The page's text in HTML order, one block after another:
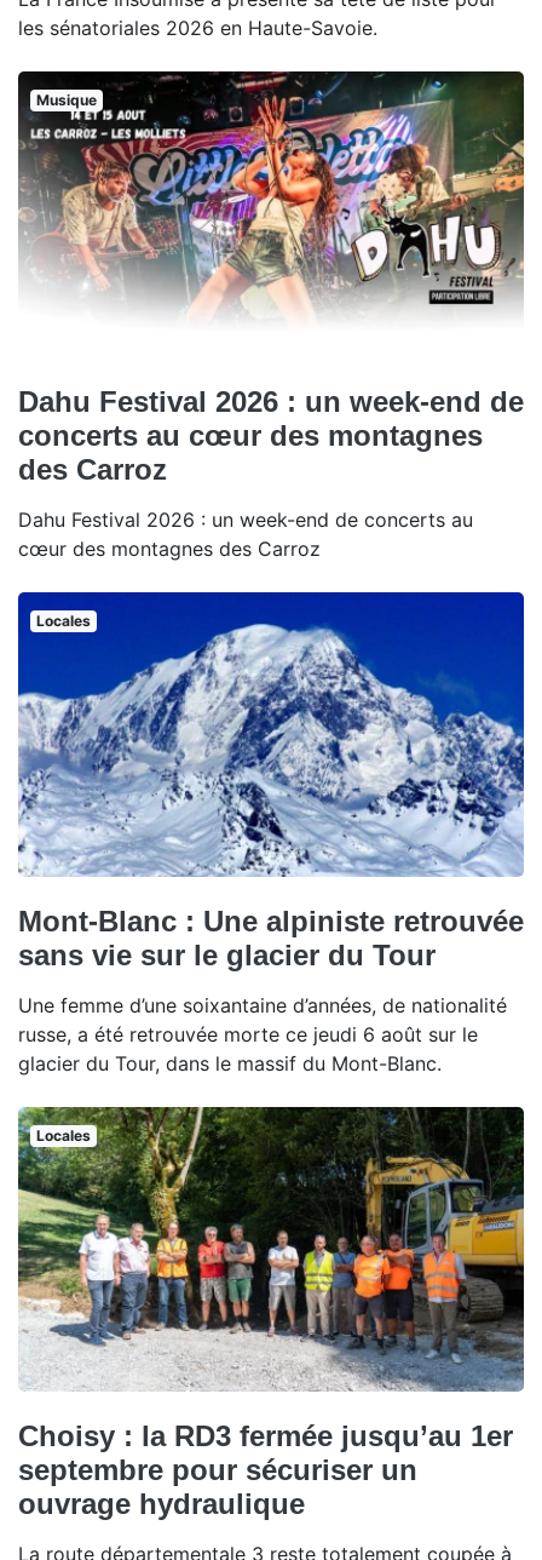
les sénatoriales 2026 en Haute-Savoie.
Musique
Dahu Festival 2026 : un week-end de
concerts au cœur des montagnes
des Carroz
Dahu Festival 2026 : un week-end de concerts au
cœur des montagnes des Carroz
Locales
Mont-Blanc : Une alpiniste retrouvée
sans vie sur le glacier du Tour
Une femme d’une soixantaine d’années, de nationalité
russe, a été retrouvée morte ce jeudi 6 août sur le
glacier du Tour, dans le massif du Mont-Blanc.
Locales
Choisy : la RD3 fermée jusqu’au 1er
septembre pour sécuriser un
ouvrage hydraulique
La route départementale 3 reste totalement coupée à